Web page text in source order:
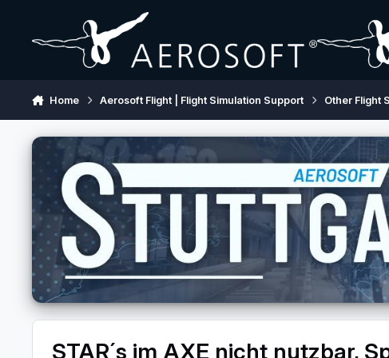
Home Aerosoft Flight | Flight Simulation Support Other Flight
STAR´s im AXE nicht nutzbar,